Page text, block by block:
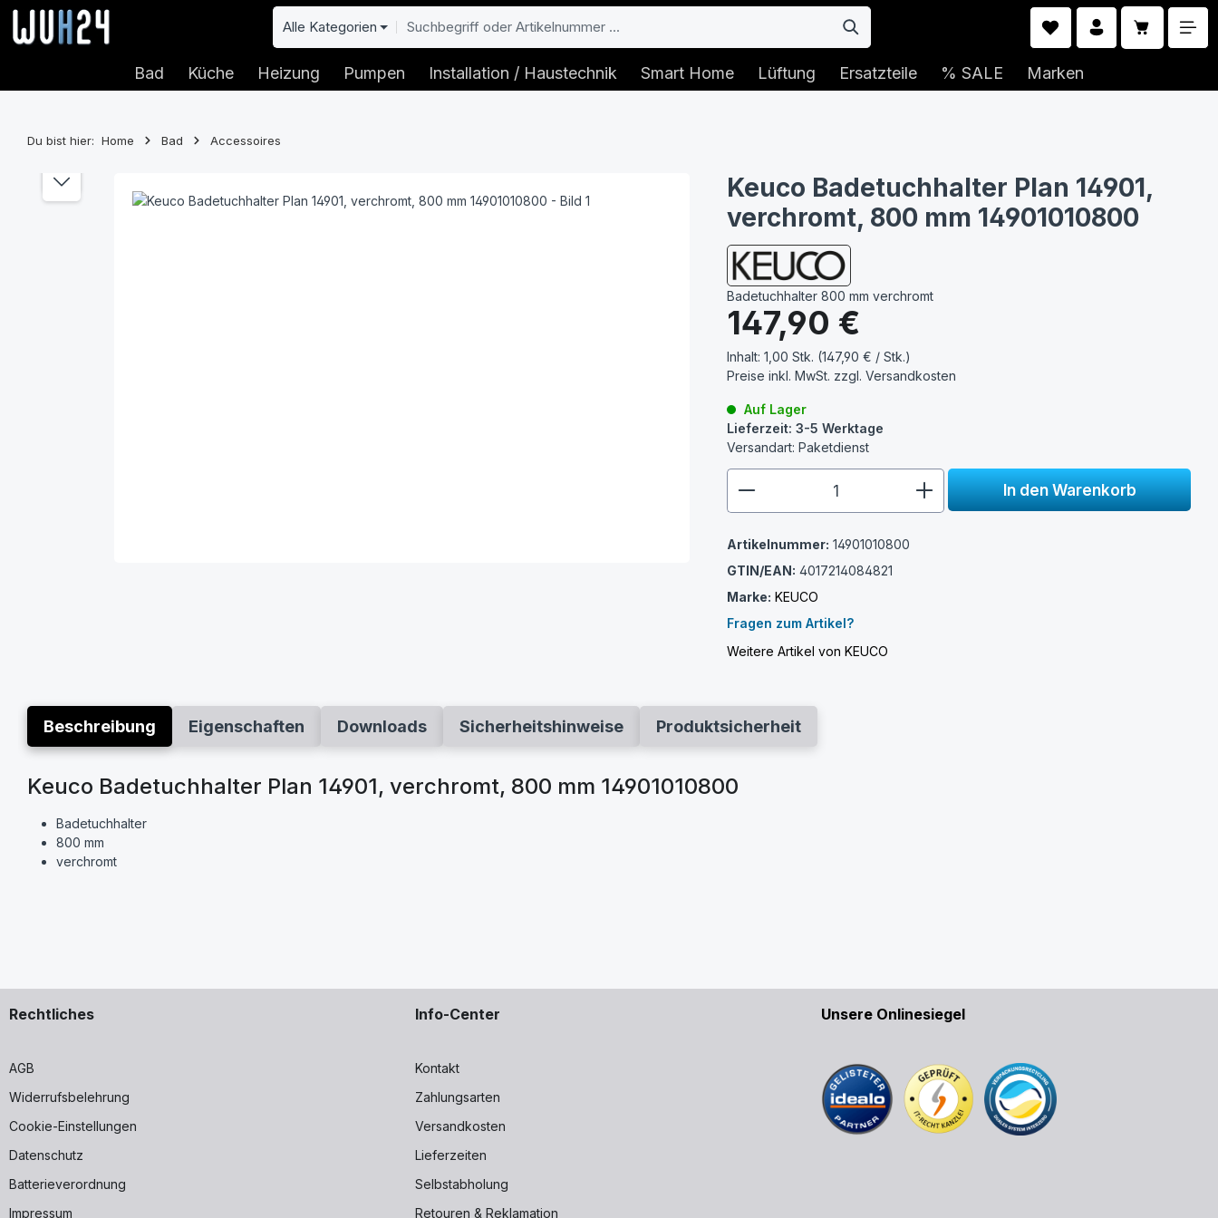
Hauptinhalt springen
Zur Suche springen
Zur Hauptnavigation springen Alle Kategorien
Bad Küche Heizung Pumpen Installation / Haustechnik Smart Home Lüftung Ersatzteile % SALE Marken
Du bist hier: Home Bad Accessoires
Bildergalerie überspringen
Keuco Badetuchhalter Plan 14901,
verchromt, 800 mm 14901010800
Badetuchhalter 800 mm verchromt
147,90 €
Inhalt:1,00 Stk. (147,90 € / Stk.)
Preise inkl. MwSt. zzgl.Versandkosten
Auf Lager
Lieferzeit: 3-5 Werktage
Versandart: Paketdienst
In den Warenkorb
Artikelnummer: 14901010800
GTIN/EAN: 4017214084821
Marke: KEUCO
Fragen zum Artikel?
Weitere Artikel von KEUCO
Beschreibung Eigenschaften Downloads Sicherheitshinweise Produktsicherheit
Keuco Badetuchhalter Plan 14901, verchromt, 800 mm 14901010800
Badetuchhalter
800 mm
verchromt
Rechtliches
AGB
Widerrufsbelehrung
Cookie-Einstellungen
Datenschutz
Batterieverordnung
Impressum
Info-Center
Kontakt
Zahlungsarten
Versandkosten
Lieferzeiten
Selbstabholung
Retouren & Reklamation
Unsere Onlinesiegel